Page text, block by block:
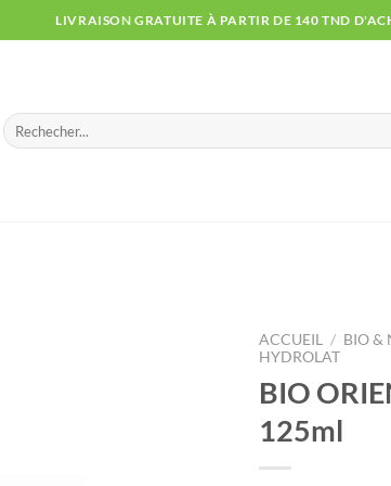
LIVRAISON GRATUITE À PARTIR DE 140 TND
Recherche
pour :
ACCUEIL / BIO &
HYDROLAT
BIO
125ml